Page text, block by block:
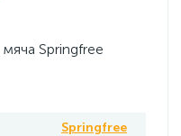
Springfree
Springfree